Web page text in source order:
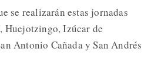
se realizarán estas jornadas
Huejotzingo, Izúcar de
Antonio Cañada y San Andrés